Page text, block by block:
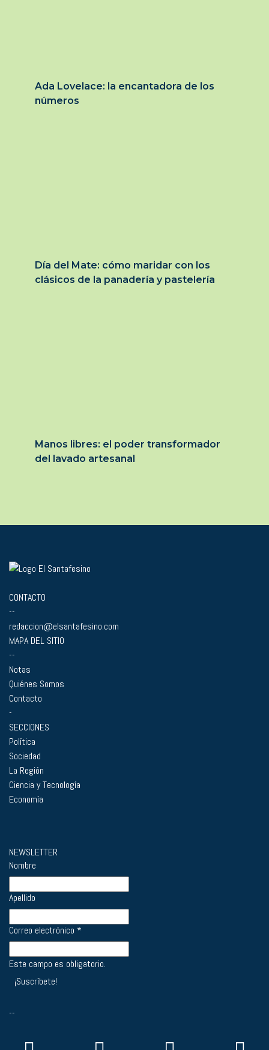
Ada Lovelace: la encantadora de los
números
Día del Mate: cómo maridar con los
clásicos de la panadería y pastelería
Manos libres: el poder transformador
del lavado artesanal
CONTACTO
--
redaccion@elsantafesino.com
MAPA DEL SITIO
--
Notas
Quiénes Somos
Contacto
-
SECCIONES
Política
Sociedad
La Región
Ciencia y Tecnología
Economía
NEWSLETTER
Nombre
Apellido
Correo electrónico *
Este campo es obligatorio.
--